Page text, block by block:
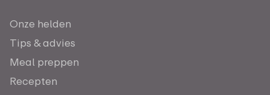
Onze helden
Tips & advies
Meal preppen
Recepten